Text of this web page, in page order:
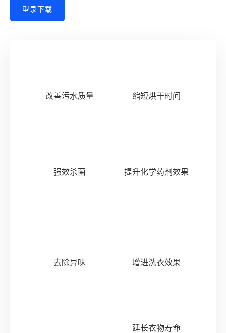
型录下载
改善污水质量
强效杀菌
缩短烘干时间
提升化学药剂效果
去除异味 增进洗衣效果
延长衣物寿命